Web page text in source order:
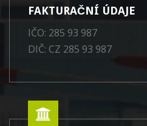
FAKTURAČNÍ ÚDAJE
IČO: 285 93 987
DIČ: CZ 285 93 987